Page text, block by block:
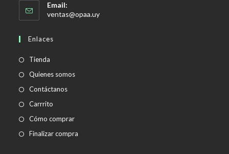
Email:
ventas@opaa.uySe
Enlaces
Tienda
Quienes somos
Contáctanos
Carrrito
Cómo comprar
Finalizar compra